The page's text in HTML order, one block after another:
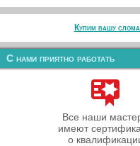
Купим вашу
С нами приятно работать
Все наши
имеют
о